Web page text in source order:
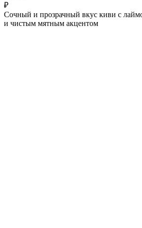
₽
Сочный и прозрачный вкус киви с
и чистым мятным акцентом